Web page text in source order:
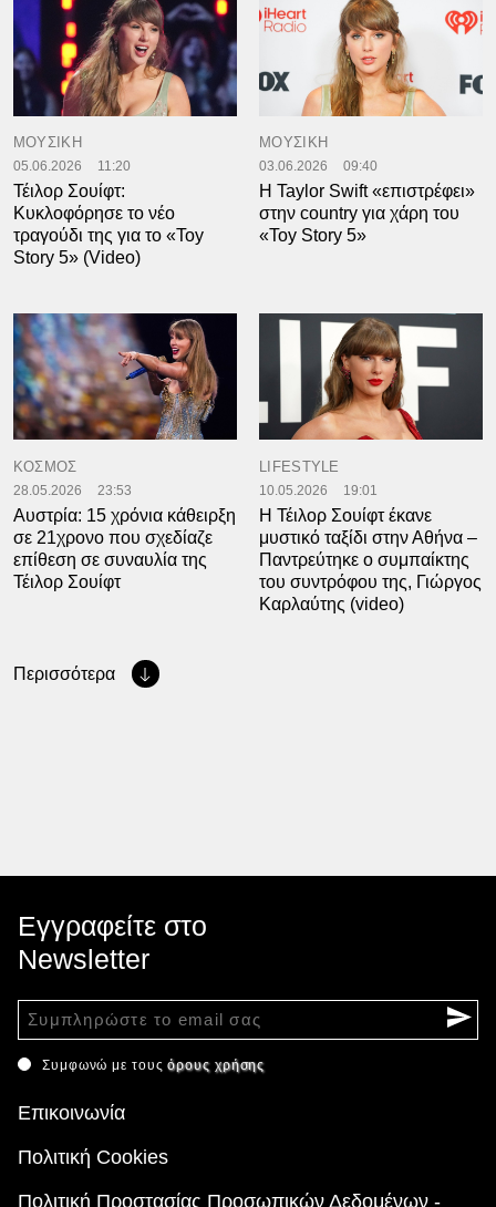
ΜΟΥΣΙΚΗ
05.06.2026 11:20
Τέιλορ Σουίφτ:
Κυκλοφόρησε το νέο
τραγούδι της για το «Toy
Story 5» (Video)
ΜΟΥΣΙΚΗ
03.06.2026 09:40
Η Taylor Swift «επιστρέφει»
στην country για χάρη του
«Toy Story 5»
ΚΟΣΜΟΣ
28.05.2026 23:53
Αυστρία: 15 χρόνια κάθειρξη
σε 21χρονο που σχεδίαζε
επίθεση σε συναυλία της
Τέιλορ Σουίφτ
LIFESTYLE
10.05.2026 19:01
Η Τέιλορ Σουίφτ έκανε
μυστικό ταξίδι στην Αθήνα –
Παντρεύτηκε ο συμπαίκτης
του συντρόφου της, Γιώργος
Καρλαύτης (video)
Περισσότερα
Εγγραφείτε στο
Newsletter
Συμφωνώ με τουςόρους χρήσης
Επικοινωνία
Πολιτική Cookies
Πολιτική Προστασίας Προσωπικών Δεδομένων -